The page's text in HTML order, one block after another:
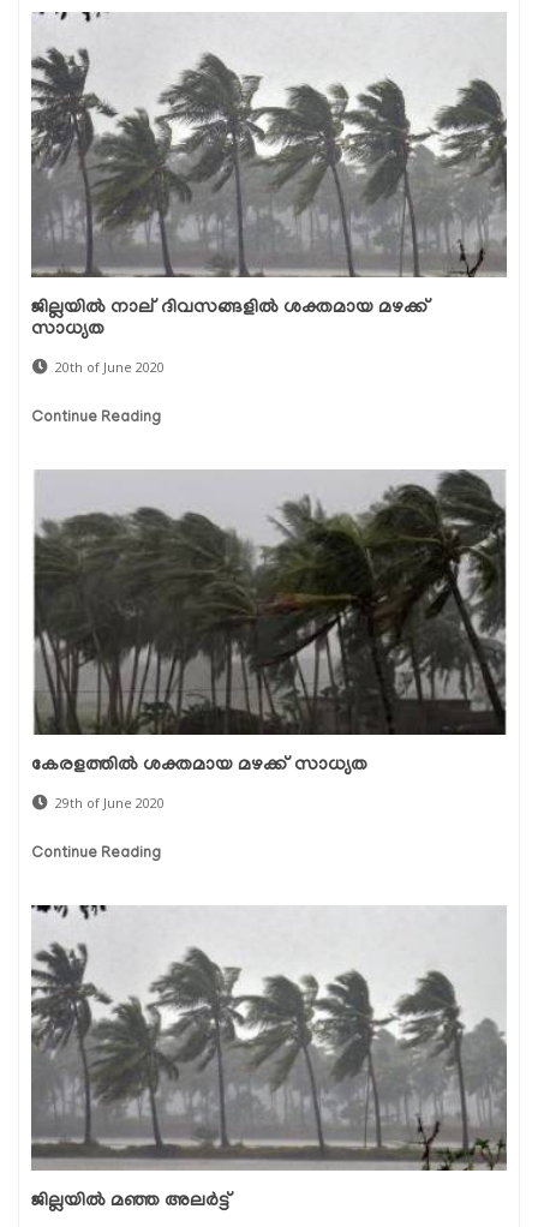
ജില്ലയില്‍ നാല് ദിവസങ്ങളില്‍ ശക്തമായ മഴക്ക്
സാധ്യത
20th of June 2020
Continue Reading
കേരളത്തില്‍ ശക്തമായ മഴക്ക് സാധ്യത
29th of June 2020
Continue Reading
ജില്ലയില്‍ മഞ്ഞ അലര്‍ട്ട്